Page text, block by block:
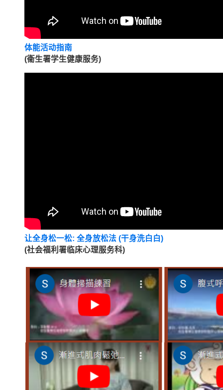
体能活动指南
(衞生署学生健康服务)
让全身松一松: 全身放松法 (干身洗白白)
(社会福利署临床心理服务科)